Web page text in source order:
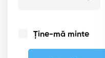
Ține-mă minte